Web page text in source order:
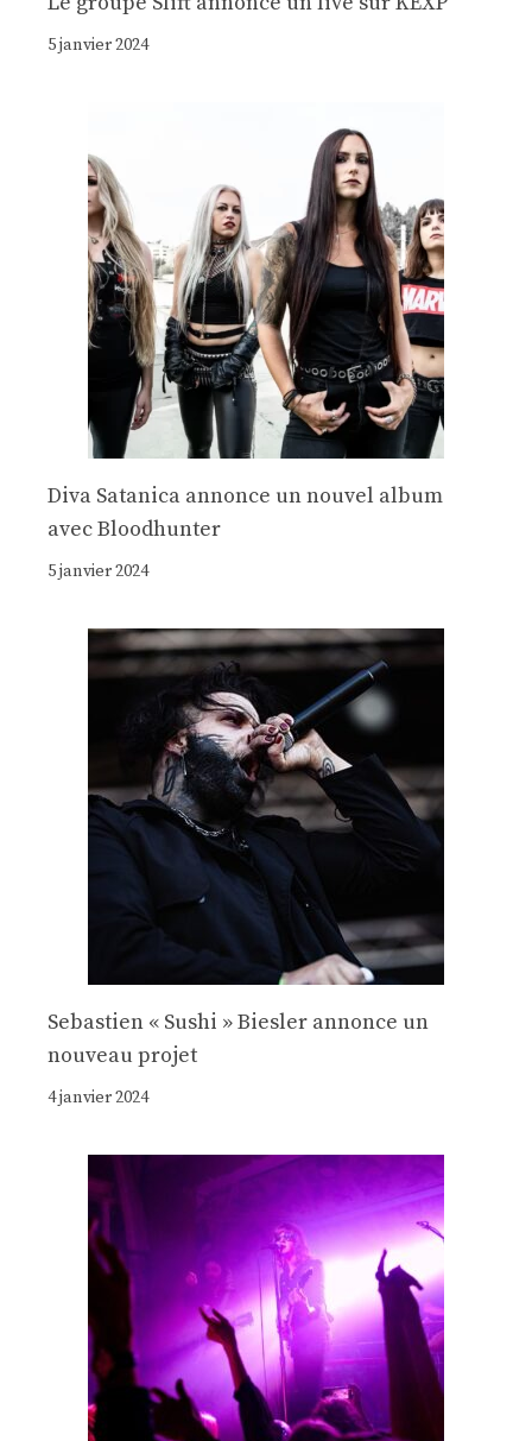
5 janvier 2024
Diva Satanica annonce un nouvel album
avec Bloodhunter
5 janvier 2024
Sebastien « Sushi » Biesler annonce un
nouveau projet
4 janvier 2024